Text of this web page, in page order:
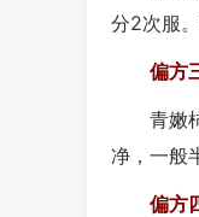
分2次服
偏方
青嫩柿
净，一般
偏方